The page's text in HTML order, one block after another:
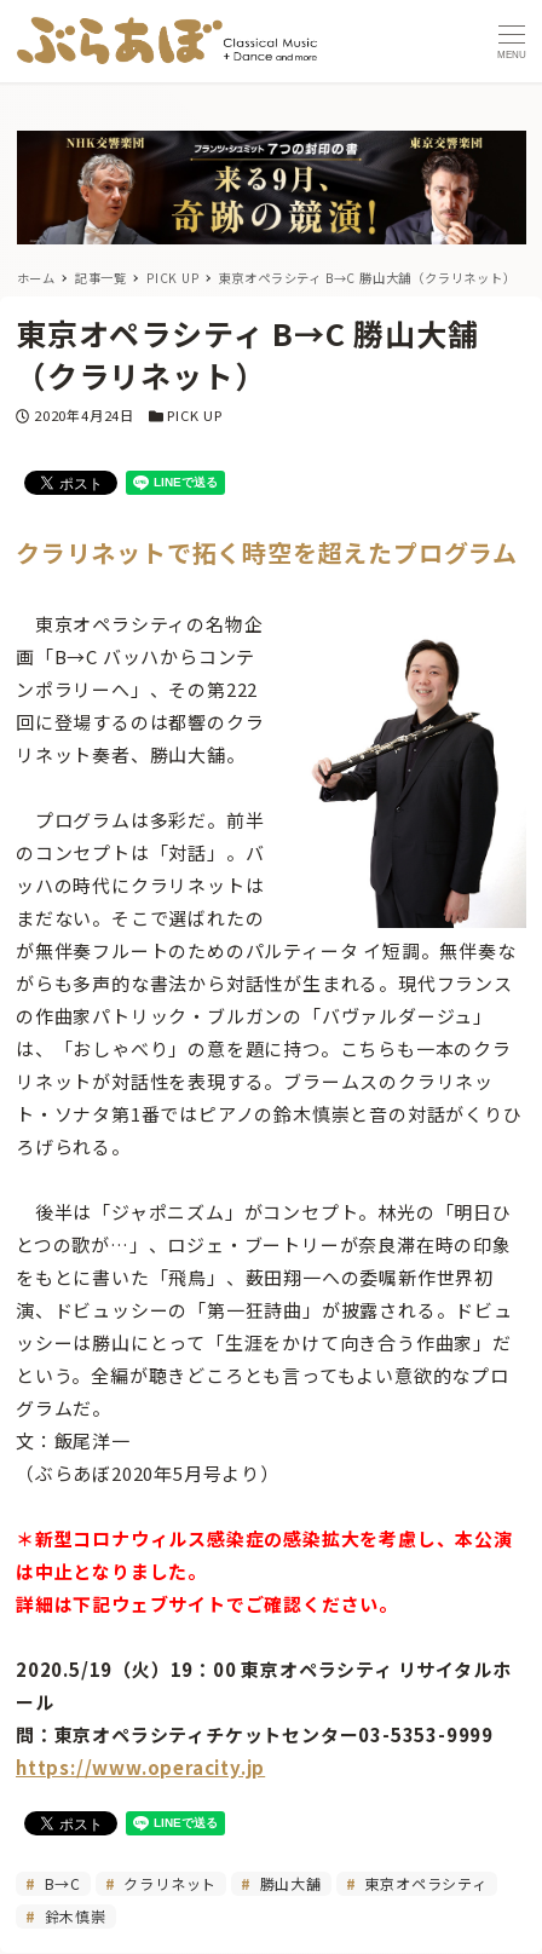
MENU
ホーム 記事一覧 PICK UP 東京オペラシティ B→C 勝山大舗（クラリネット）
東京オペラシティ B→C 勝山大舗
（クラリネット）
投稿日
2020年4月24日 カテゴリー
PICK UP
クラリネットで拓く時空を超えたプログラム
東京オペラシティの名物企
画「B→C バッハからコンテ
ンポラリーへ」、その第222
回に登場するのは都響のクラ
リネット奏者、勝山大舗。
プログラムは多彩だ。前半
のコンセプトは「対話」。バ
ッハの時代にクラリネットは
まだない。そこで選ばれたの
が無伴奏フルートのためのパルティータ イ短調。無伴奏な
がらも多声的な書法から対話性が生まれる。現代フランス
の作曲家パトリック・ブルガンの「バヴァルダージュ」
は、「おしゃべり」の意を題に持つ。こちらも一本のクラ
リネットが対話性を表現する。ブラームスのクラリネッ
ト・ソナタ第1番ではピアノの鈴木慎崇と音の対話がくりひ
ろげられる。
後半は「ジャポニズム」がコンセプト。林光の「明日ひ
とつの歌が…」、ロジェ・ブートリーが奈良滞在時の印象
をもとに書いた「飛鳥」、薮田翔一への委嘱新作世界初
演、ドビュッシーの「第一狂詩曲」が披露される。ドビュ
ッシーは勝山にとって「生涯をかけて向き合う作曲家」だ
という。全編が聴きどころとも言ってもよい意欲的なプロ
グラムだ。
文：飯尾洋一
（ぶらあぼ2020年5月号より）
＊新型コロナウィルス感染症の感染拡大を考慮し、本公演
は中止となりました。
詳細は下記ウェブサイトでご確認ください。
2020.5/19（火）19：00 東京オペラシティ リサイタルホ
ール
問：東京オペラシティチケットセンター03-5353-9999
https://www.operacity.jp
B→C クラリネット 勝山大舗
東京オペラシティ
鈴木慎崇